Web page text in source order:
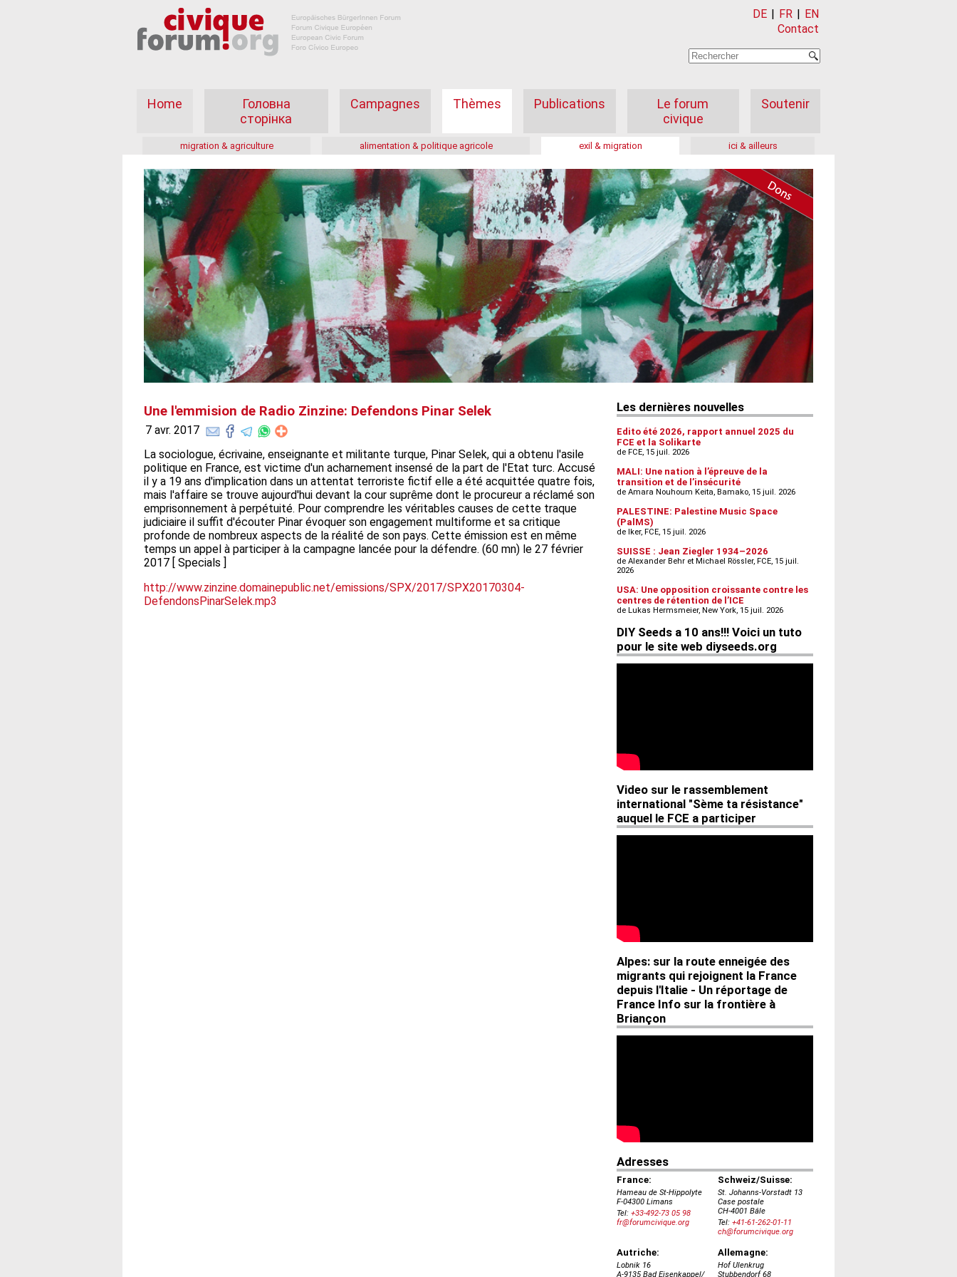
DE | FR | EN
Contact
Home
Головна
сторінка
Campagnes Thèmes Publications
Le forum
civique
Soutenir
migration & agriculture alimentation & politique agricole exil & migration ici & ailleurs
Une l'emmision de Radio Zinzine: Defendons Pinar Selek
7 avr. 2017
La sociologue, écrivaine, enseignante et militante turque, Pinar Selek, qui a obtenu l'asile
politique en France, est victime d'un acharnement insensé de la part de l'Etat turc. Accusé
il y a 19 ans d'implication dans un attentat terroriste fictif elle a été acquittée quatre fois,
mais l'affaire se trouve aujourd'hui devant la cour suprême dont le procureur a réclamé son
emprisonnement à perpétuité. Pour comprendre les véritables causes de cette traque
judiciaire il suffit d'écouter Pinar évoquer son engagement multiforme et sa critique
profonde de nombreux aspects de la réalité de son pays. Cette émission est en même
temps un appel à participer à la campagne lancée pour la défendre. (60 mn) le 27 février
2017 [ Specials ]
http://www.zinzine.domainepublic.net/emissions/SPX/2017/SPX20170304-
DefendonsPinarSelek.mp3